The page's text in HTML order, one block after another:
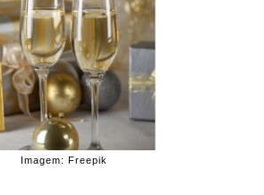
Imagem: Freepik